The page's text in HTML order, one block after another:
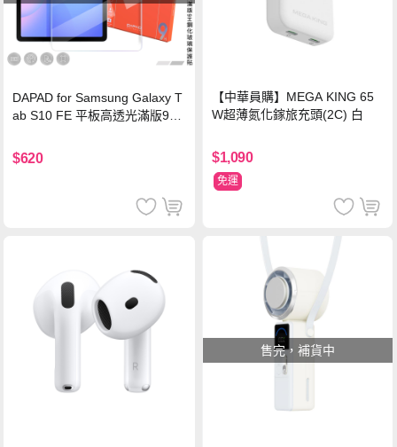
DAPAD for Samsung Galaxy T
ab S10 FE 平板高透光滿版9H
$620
【中華員購】MEGA KING 65
W超薄氮化鎵旅充頭(2C) 白
$1,090
免運
售完，補貨中